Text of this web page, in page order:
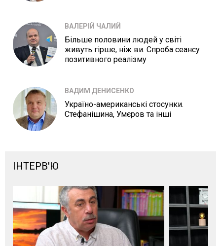
ВАЛЕРІЙ ЧАЛИЙ
Більше половини людей у світі
живуть гірше, ніж ви. Спроба сеансу
позитивного реалізму
ВАДИМ ДЕНИСЕНКО
Україно-американські стосунки.
Стефанішина, Умєров та інші
ІНТЕРВ'Ю